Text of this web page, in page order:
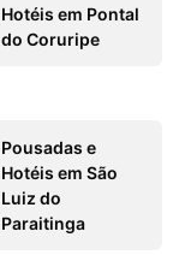
Hotéis em Pontal
do Coruripe
Pousadas e
Hotéis em São
Luiz do
Paraitinga